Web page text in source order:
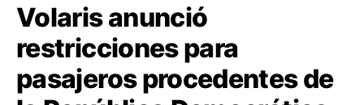
Volaris anunció
restricciones para
pasajeros procedentes de